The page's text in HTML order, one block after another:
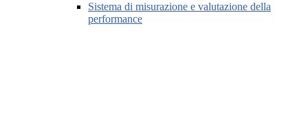
Sistema di misurazione e valutazione della
performance